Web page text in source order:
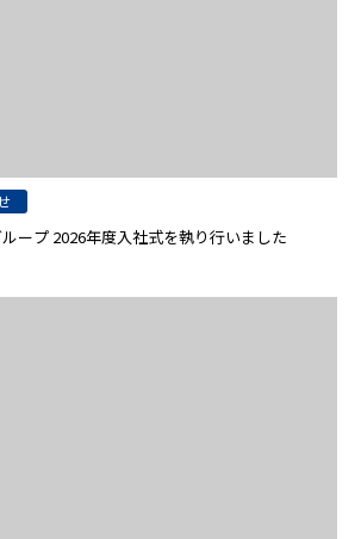
ープ 2026年度入社式を執り行いました